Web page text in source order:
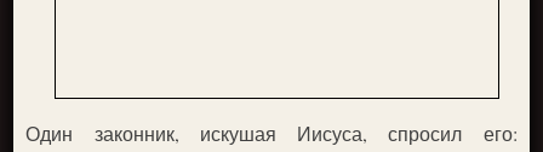
Один законник, искушая Иисуса, спросил его: